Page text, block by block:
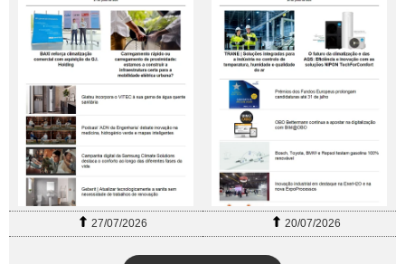
27/07/2026 20/07/2026